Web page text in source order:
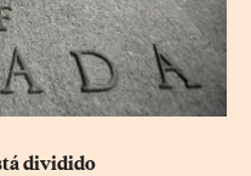
dividido